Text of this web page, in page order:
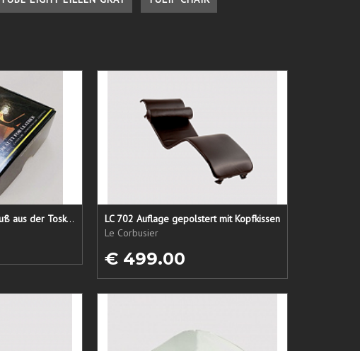
Lederpflege-Set ein Gruß aus der Toskana...
LC 702 Auflage gepolstert mit Kopfkissen
Le Corbusier
€ 499.00